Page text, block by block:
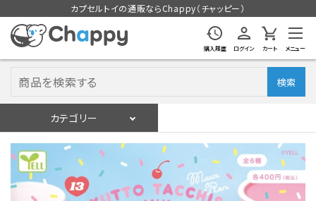
カプセルトイの通販ならChappy（チャッピー）
購入履歴 ログイン カート メニュー
検索
カテゴリー
ログイン 会員登録
入荷スケジュールをチェック